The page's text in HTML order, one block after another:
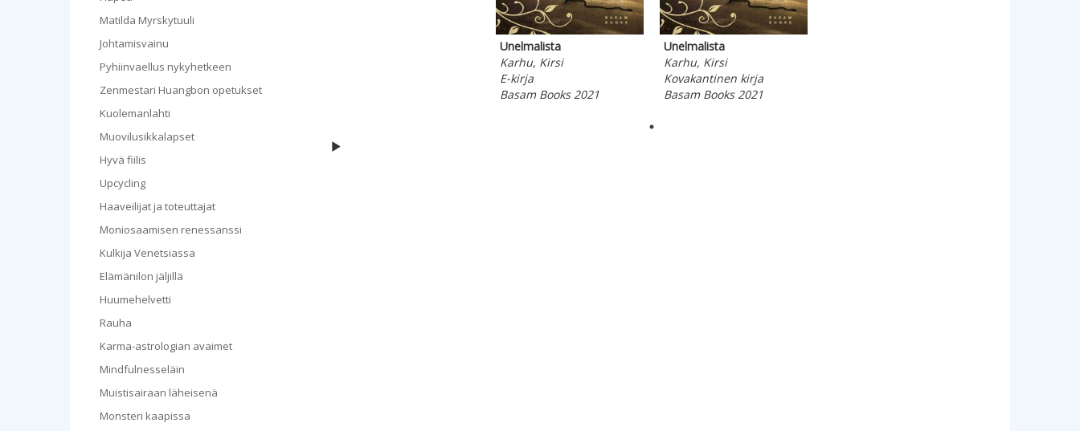
Matilda Myrskytuuli
Johtamisvainu
Pyhiinvaellus nykyhetkeen
Zenmestari Huangbon opetukset
Kuolemanlahti
Muovilusikkalapset
Hyvä fiilis
Upcycling
Haaveilijat ja toteuttajat
Moniosaamisen renessanssi
Kulkija Venetsiassa
Elämänilon jäljillä
Huumehelvetti
Rauha
Karma-astrologian avaimet
Mindfulnesseläin
Muistisairaan läheisenä
Monsteri kaapissa
Unelmalista
Karhu, Kirsi
E-kirja
Basam Books 2021
Unelmalista
Karhu, Kirsi
Kovakantinen kirja
Basam Books 2021